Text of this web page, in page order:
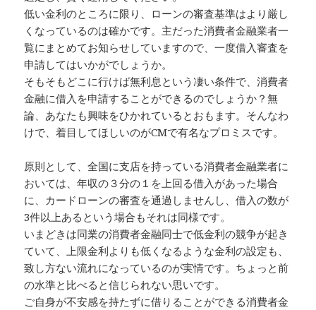
低い金利のところに限り、ローンの審査基準はより厳し
くなっているのは確かです。主だった消費者金融業者一
覧にまとめてお知らせしていますので、一度借入審査を
申請してはいかがでしょうか。
そもそもどこに行けば無利息という凄い条件で、消費者
金融に借入を申請することができるのでしょうか？無
論、あなたも興味をひかれているとおもます。そんなわ
けで、着目してほしいのがCMで有名なプロミスです。
原則として、全国に支店を持っている消費者金融業者に
おいては、年収の３分の１を上回る借入があった場合
に、カードローンの審査を通過しませんし、借入の数が
3件以上あるという場合もそれは同様です。
いまどきは同業の消費者金融同士で低金利の競争が起き
ていて、上限金利よりも低くなるような金利の設定も、
致し方ない流れになっているのが実情です。ちょっと前
の水準と比べると信じられない思いです。
ご自身が不安感を持たずに借りることができる消費者金